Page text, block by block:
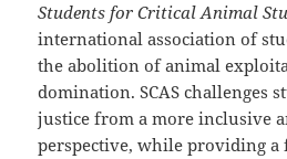
Students for Critical Animal
international association of
the abolition of animal
domination. SCAS challenges
justice from a more inclusive
perspective, while providing